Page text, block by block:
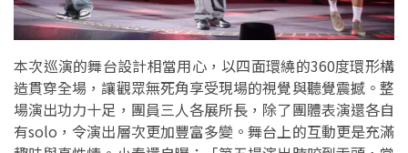
本次巡演的舞台設計相當用心，以四面環繞的360度環形構
造貫穿全場，讓觀眾無死角享受現場的視覺與聽覺震撼。整
場演出功力十足，團員三人各展所長，除了團體表演還各自
有solo，令演出層次更加豐富多變。舞台上的互動更是充滿